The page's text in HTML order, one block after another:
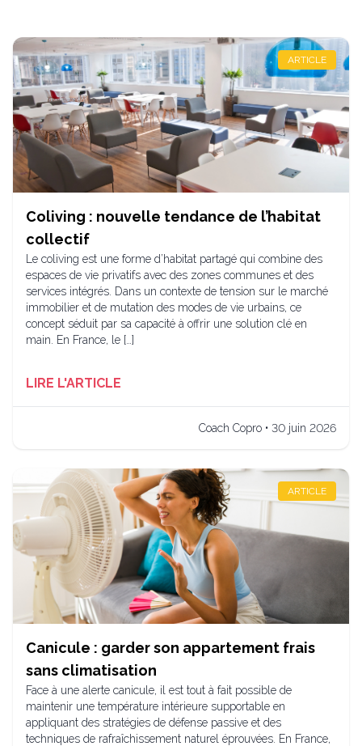
ARTICLE
Coliving : nouvelle tendance de l’habitat
collectif
Le coliving est une forme d’habitat partagé qui combine des
espaces de vie privatifs avec des zones communes et des
services intégrés. Dans un contexte de tension sur le marché
immobilier et de mutation des modes de vie urbains, ce
concept séduit par sa capacité à offrir une solution clé en
main. En France, le […]
LIRE L'ARTICLE
Coach Copro • 30 juin 2026
ARTICLE
Canicule : garder son appartement frais
sans climatisation
Face à une alerte canicule, il est tout à fait possible de
maintenir une température intérieure supportable en
appliquant des stratégies de défense passive et des
techniques de rafraîchissement naturel éprouvées. En France,